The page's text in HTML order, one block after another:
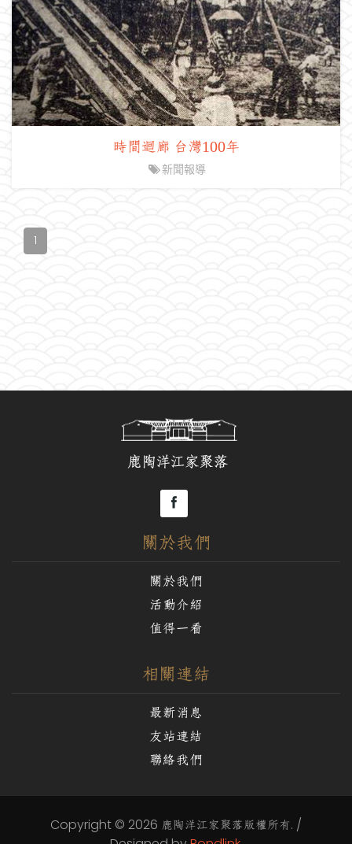
時間迴廊 台灣100年
新聞報導
關於我們
關於我們
活動介紹
值得一看
相關連結
最新消息
友站連結
聯絡我們
Copyright © 2026 鹿陶洋江家聚落版權所有. /